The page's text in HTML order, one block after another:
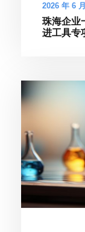
2026 年 6
珠海企业
进工具专